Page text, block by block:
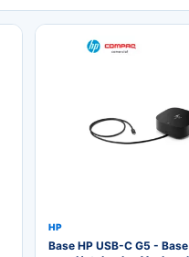
HP
Base HP USB-C G5 -